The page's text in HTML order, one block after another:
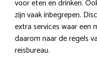
voor eten en drinken.
zijn vaak inbegrepen.
extra services waar een
daarom naar de regels
reisbureau.